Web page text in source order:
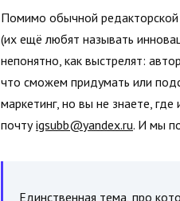
Помимо обычной
(их ещё любят называть
непонятно, как выстрелят:
что сможем придумать или
маркетинг, но вы не знаете,
почтуigsubb@yandex.ru. И мы
Единственная тема, про